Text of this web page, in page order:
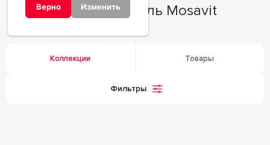
Верно Изменить
Производитель Mosavit
Коллекции Товары
Фильтры